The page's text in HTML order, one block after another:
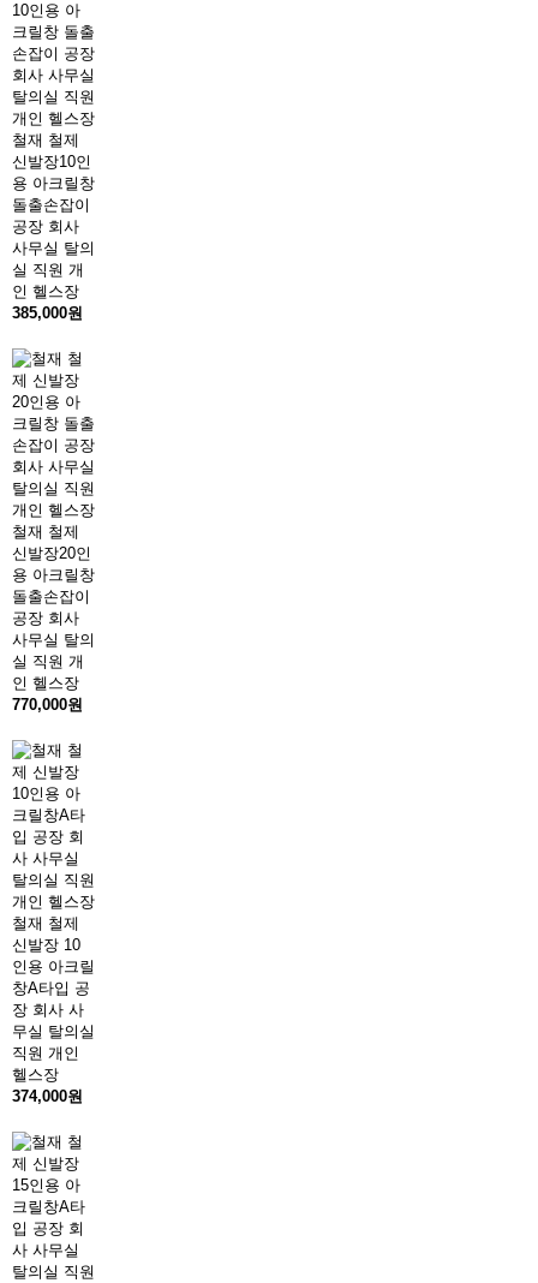
철재 철제
신발장10인
용 아크릴창
돌출손잡이
공장 회사
사무실 탈의
실 직원 개
인 헬스장
385,000원
철재 철제
신발장20인
용 아크릴창
돌출손잡이
공장 회사
사무실 탈의
실 직원 개
인 헬스장
770,000원
철재 철제
신발장 10
인용 아크릴
창A타입 공
장 회사 사
무실 탈의실
직원 개인
헬스장
374,000원